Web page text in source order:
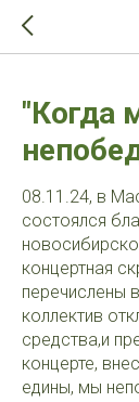
"Когда
08.11.24, в
состоялся
концертная
перечислены
коллектив
средства,и
концерте,
едины, мы